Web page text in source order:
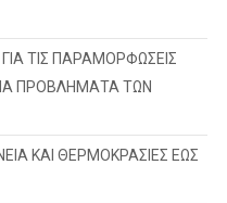
ΤΙΣ ΠΑΡΑΜΟΡΦΩΣΕΙΣ
ΠΡΟΒΛΗΜΑΤΑ ΤΩΝ
ΚΑΙ ΘΕΡΜΟΚΡΑΣΙΕΣ ΕΩΣ